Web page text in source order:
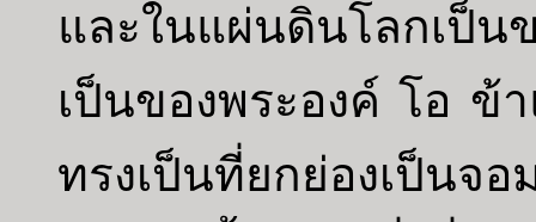
และในแผ่นดินโลกเป็
เป็นของพระองค์ โอ ข้
ทรงเป็นที่ยกย่องเป็นจอ